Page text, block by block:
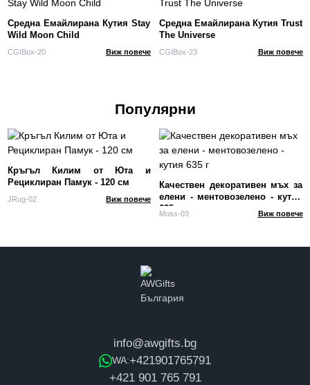
Средна Емайлирана Кутия Stay
Wild Moon Child
CGIBox-20 Виж повече
Средна Емайлирана Кутия Trust
The Universe
CGIBox-23 Виж повече
Популярни
Кръгъл Килим от Юта и
Рециклиран Памук - 120 см
JRug-02 Виж повече
Качествен декоративен мъх за
елени - ментовозелено - кутия
635 г
Moss-03 Виж повече
info@awgifts.bg
WA:+421901765791
+421 901 765 791